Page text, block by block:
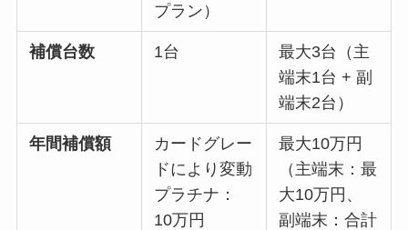
プラン）
補償台数 1台
最大3台（主
端末1台 + 副
端末2台）
年間補償額
カードグレー
ドにより変動
プラチナ：
10万円
最大10万円
（主端末：最
大10万円、
副端末：合計